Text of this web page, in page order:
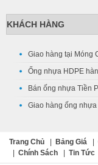
KHÁCH HÀNG
Giao hàng tại Móng
Ống nhựa HDPE
Bán ống nhựa Tiền
Giao hàng ống
Trang Chủ Bảng Giá
Chính Sách Tin Tức